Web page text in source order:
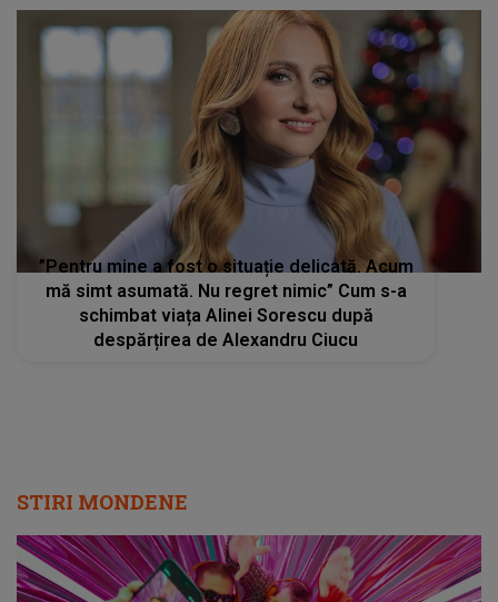
”Pentru mine a fost o situație delicată. Acum
mă simt asumată. Nu regret nimic” Cum s-a
schimbat viața Alinei Sorescu după
despărțirea de Alexandru Ciucu
STIRI MONDENE